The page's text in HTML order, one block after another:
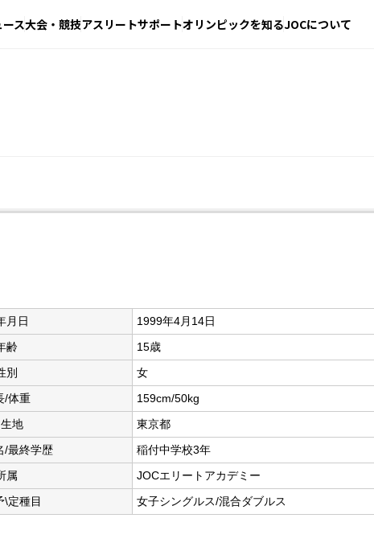
ス大会・競技アスリートサポートオリンピックを知るJOCについて
月日
1999年4月14日
齢
15歳
別
女
/体重
159cm/50kg
地
東京都
/最終学歴
稲付中学校3年
属
JOCエリートアカデミー
\定種目
女子シングルス/混合ダブルス